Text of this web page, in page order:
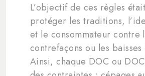
L’objectif de ces règles
protéger les traditions,
et le consommateur contre
contrefaçons ou les
Ainsi, chaque DOC ou